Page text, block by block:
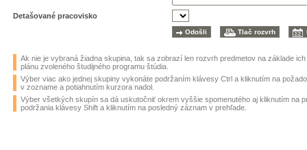
Detašované pracovisko
Ak nie je vybraná žiadna skupina, tak sa zobrazí len rozvrh predmetov na základe
plánu zvoleného študijného programu štúdia.
Výber viac ako jednej skupiny vykonáte podržaním klávesy Ctrl a kliknutím na
v zozname a potiahnutím kurzora nadol.
Výber všetkých skupín sa dá uskutočniť okrem vyššie spomenutého aj kliknutím na
podržania klávesy Shift a kliknutím na posledný záznam v prehľade.